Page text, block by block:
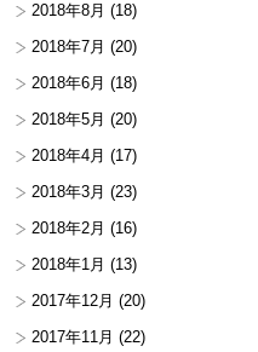
2018年8月 (18)
2018年7月 (20)
2018年6月 (18)
2018年5月 (20)
2018年4月 (17)
2018年3月 (23)
2018年2月 (16)
2018年1月 (13)
2017年12月 (20)
2017年11月 (22)